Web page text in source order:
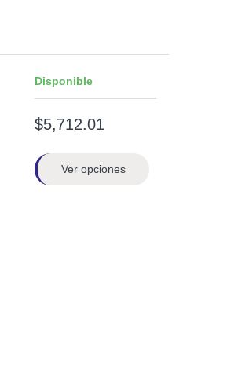
Disponible
$5,712.01
Ver opciones